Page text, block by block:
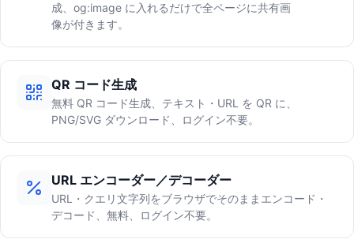
成、og:image に入れるだけで全ページに共有画
像が付きます。
QR コード生成
無料 QR コード生成、テキスト・URL を QR に、
PNG/SVG ダウンロード、ログイン不要。
URL エンコーダー／デコーダー
URL・クエリ文字列をブラウザでそのままエンコード・
デコード、無料、ログイン不要。